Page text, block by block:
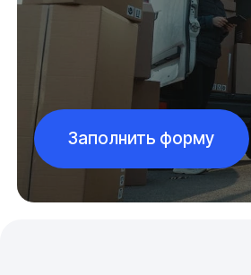
Заполнить форму